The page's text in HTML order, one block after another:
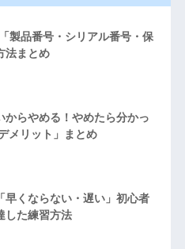
製品番号・シリアル番号・保
法まとめ
からやめる！やめたら分かっ
メリット」まとめ
早くならない・遅い」初心者
した練習方法